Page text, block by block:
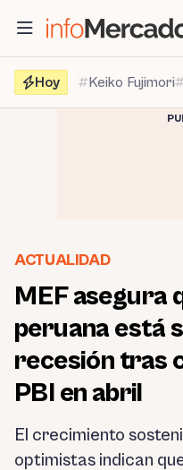
contenido
Hoy
Keiko Fujimori
ACTUALIDAD
MEF asegura
peruana está
recesión tras
PBI en abril
El crecimiento
optimistas indican